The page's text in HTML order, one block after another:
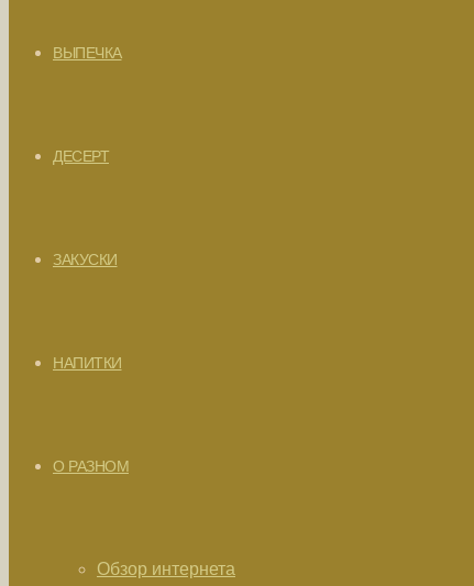
ВЫПЕЧКА
ДЕСЕРТ
ЗАКУСКИ
НАПИТКИ
О РАЗНОМ
Обзор интернета